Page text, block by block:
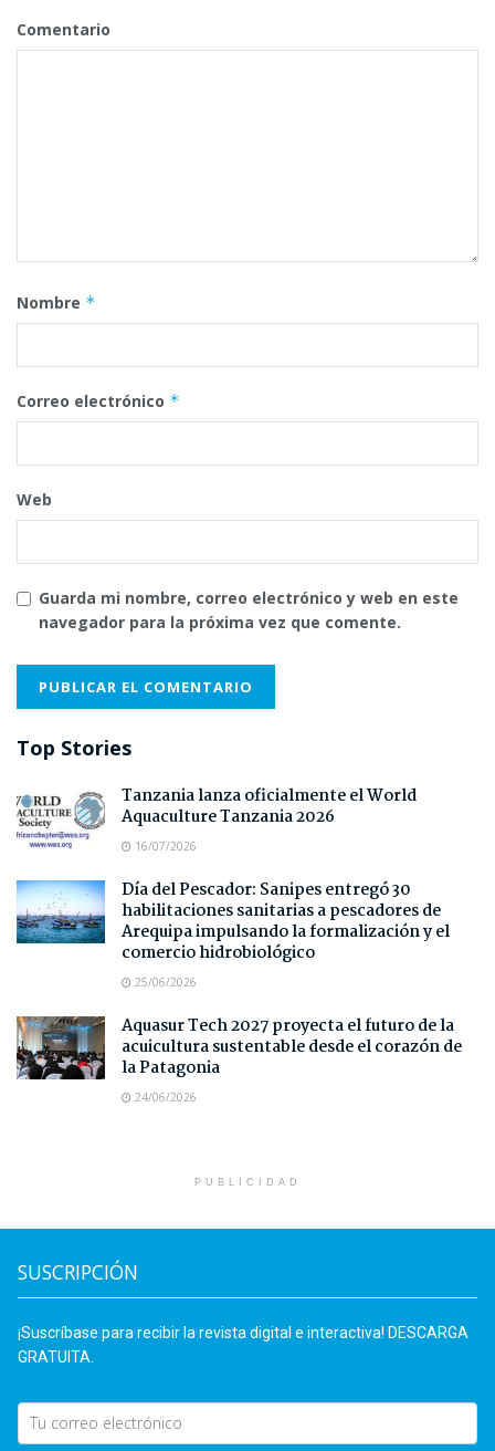
Comentario
Nombre *
Correo electrónico *
Web
Guarda mi nombre, correo electrónico y web en este
navegador para la próxima vez que comente.
Top Stories
Tanzania lanza oficialmente el World
Aquaculture Tanzania 2026
16/07/2026
Día del Pescador: Sanipes entregó 30
habilitaciones sanitarias a pescadores de
Arequipa impulsando la formalización y el
comercio hidrobiológico
25/06/2026
Aquasur Tech 2027 proyecta el futuro de la
acuicultura sustentable desde el corazón de
la Patagonia
24/06/2026
PUBLICIDAD
SUSCRIPCIÓN
¡Suscríbase para recibir la revista digital e interactiva! DESCARGA
GRATUITA.